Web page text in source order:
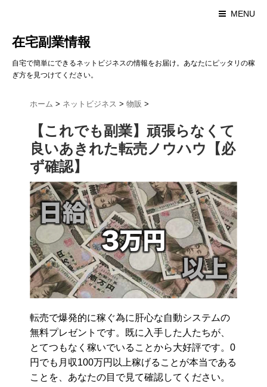
MENU
在宅副業情報
自宅で簡単にできるネットビジネスの情報をお届け。あなたにピッタリの稼
ぎ方を見つけてください。
ホーム > ネットビジネス > 物販 >
【これでも副業】頑張らなくて
良いあきれた転売ノウハウ【必
ず確認】
転売で爆発的に稼ぐ為に肝心な自動システムの
無料プレゼントです。既に入手した人たちが、
とてつもなく稼いでいることから大好評です。0
円でも月収100万円以上稼げることが本当である
ことを、あなたの目で見て確認してください。